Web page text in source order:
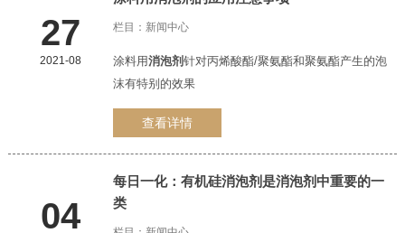
27
2021-08
栏目： 新闻中心
涂料用消泡剂针对丙烯酸酯/聚氨酯和聚氨酯产生的泡
沫有特别的效果
查看详情
04
每日一化：有机硅消泡剂是消泡剂中重要的一
类